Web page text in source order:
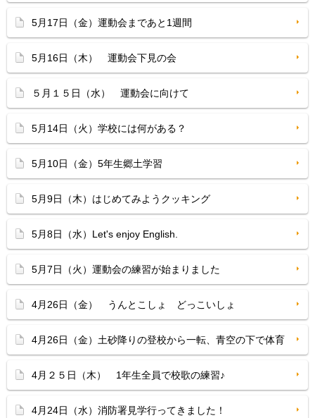
5月17日（金）運動会まであと1週間
5月16日（木） 運動会下見の会
５月１５日（水） 運動会に向けて
5月14日（火）学校には何がある？
5月10日（金）5年生郷土学習
5月9日（木）はじめてみようクッキング
5月8日（水）Let's enjoy English.
5月7日（火）運動会の練習が始まりました
4月26日（金） うんとこしょ どっこいしょ
4月26日（金）土砂降りの登校から一転、青空の下で体育
4月２５日（木） 1年生全員で校歌の練習♪
4月24日（水）消防署見学行ってきました！